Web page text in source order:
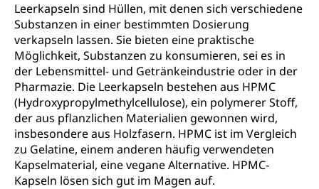
Leerkapseln sind Hüllen, mit denen sich verschiedene
Substanzen in einer bestimmten Dosierung
verkapseln lassen. Sie bieten eine praktische
Möglichkeit, Substanzen zu konsumieren, sei es in
der Lebensmittel- und Getränkeindustrie oder in der
Pharmazie. Die Leerkapseln bestehen aus HPMC
(Hydroxypropylmethylcellulose), ein polymerer Stoff,
der aus pflanzlichen Materialien gewonnen wird,
insbesondere aus Holzfasern. HPMC ist im Vergleich
zu Gelatine, einem anderen häufig verwendeten
Kapselmaterial, eine vegane Alternative. HPMC-
Kapseln lösen sich gut im Magen auf.